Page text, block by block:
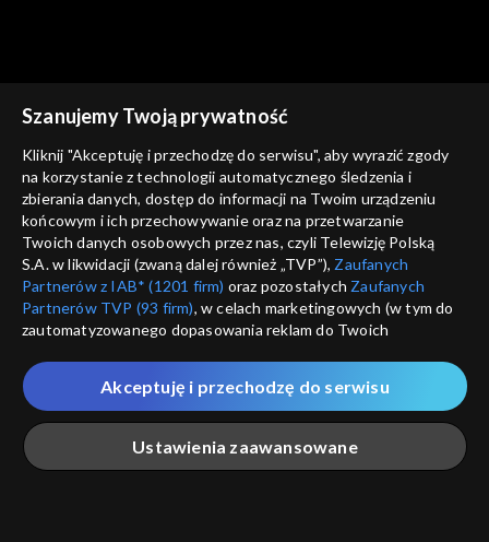
01.04.2016
25.03.2016
Tygodnik kulturalny
Tygodnik kulturalny
Szanujemy Twoją prywatność
Kliknij "Akceptuję i przechodzę do serwisu", aby wyrazić zgody
na korzystanie z technologii automatycznego śledzenia i
zbierania danych, dostęp do informacji na Twoim urządzeniu
końcowym i ich przechowywanie oraz na przetwarzanie
Twoich danych osobowych przez nas, czyli Telewizję Polską
S.A. w likwidacji (zwaną dalej również „TVP”), Zaufanych
Partnerów z IAB* (1201 firm) oraz pozostałych Zaufanych
Partnerów TVP (93 firm), w celach marketingowych (w tym do
zautomatyzowanego dopasowania reklam do Twoich
które wskazujemy poniżej, a także zgody na udostępnianie
przez nas identyfikatora PPID do Google.
Twoje dane osobowe zbierane podczas odwiedzania przez
Ciebie naszych
poszczególnych serwisówzwanych dalej
„Portalem”, w tym informacje zapisywane za pomocą
Ustawienia zaawansowane
Akceptuję i przechodzę do serwisu